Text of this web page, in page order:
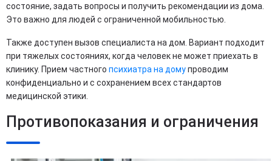
состояние, задать вопросы и получить рекомендации из дома.
Это важно для людей с ограниченной мобильностью.
Также доступен вызов специалиста на дом. Вариант подходит
при тяжелых состояниях, когда человек не может приехать в
клинику. Прием частного психиатра на домупроводим
конфиденциально и с сохранением всех стандартов
медицинской этики.
Противопоказания и ограничения